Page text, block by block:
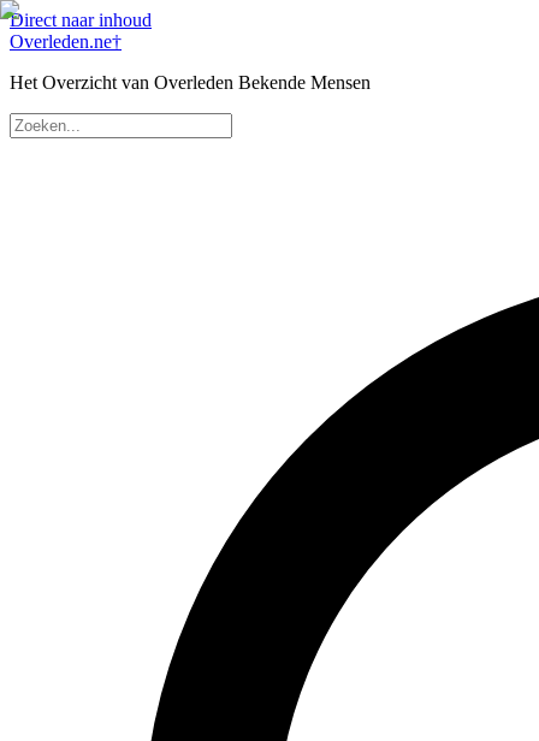
Direct naar inhoud
Overleden.ne†
Het Overzicht van Overleden Bekende Mensen